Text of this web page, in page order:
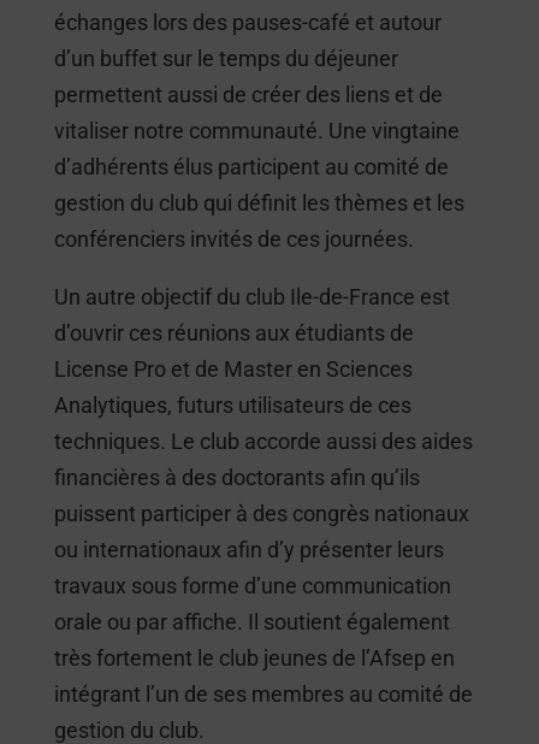
échanges lors des pauses-café et autour
d’un buffet sur le temps du déjeuner
permettent aussi de créer des liens et de
vitaliser notre communauté. Une vingtaine
d’adhérents élus participent au comité de
gestion du club qui définit les thèmes et les
conférenciers invités de ces journées.
Un autre objectif du club Ile-de-France est
d’ouvrir ces réunions aux étudiants de
License Pro et de Master en Sciences
Analytiques, futurs utilisateurs de ces
techniques. Le club accorde aussi des aides
financières à des doctorants afin qu’ils
puissent participer à des congrès nationaux
ou internationaux afin d’y présenter leurs
travaux sous forme d’une communication
orale ou par affiche. Il soutient également
très fortement le club jeunes de l’Afsep en
intégrant l’un de ses membres au comité de
gestion du club.